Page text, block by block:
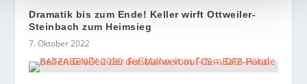
Dramatik bis zum Ende! Keller wirft Ottweiler-
Steinbach zum Heimsieg
7. Oktober 2022